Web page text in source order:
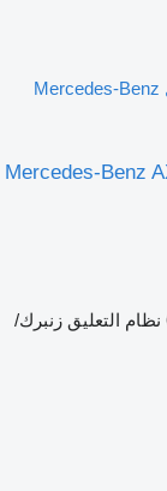
آلة التغطية بالرمل Mercedes-Benz
Mercedes-Benz
نظام التعليق زنبرك/